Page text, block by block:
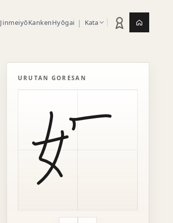
JinmeiyōKankenHyōgai | Kata Statistik latihan
URUTAN GORESAN